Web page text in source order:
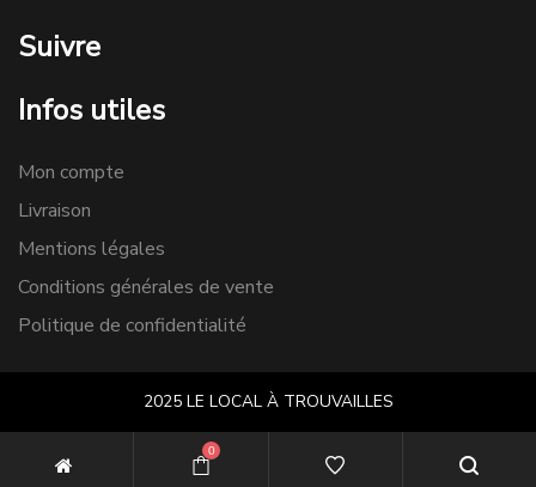
Suivre
Infos utiles
Mon compte
Livraison
Mentions légales
Conditions générales de vente
Politique de confidentialité
2025 LE LOCAL À TROUVAILLES
0